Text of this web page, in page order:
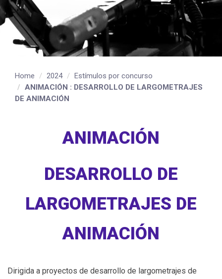
Home 2024
Estímulos por concurso
ANIMACIÓN : DESARROLLO DE LARGOMETRAJES
DE ANIMACIÓN
ANIMACIÓN
DESARROLLO DE
LARGOMETRAJES DE
ANIMACIÓN
Dirigida a proyectos de desarrollo de largometrajes de